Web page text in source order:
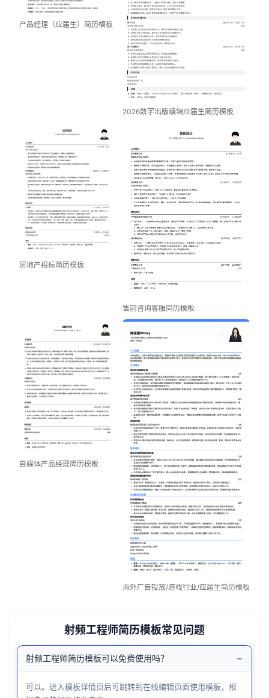
产品经理（应届生）简历模板
2026数字出版编辑应届生简历模板
房地产招标简历模板
售前咨询客服简历模板
自媒体产品经理简历模板
海外广告投放/游戏行业/应届生简历模板
射频工程师简历模板常见问题
射频工程师简历模板可以免费使用吗？ −
可以。进入模板详情页后可跳转到在线编辑页面使用模板，根